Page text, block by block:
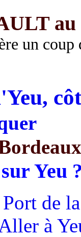
au
un
Yeu
Port de
à